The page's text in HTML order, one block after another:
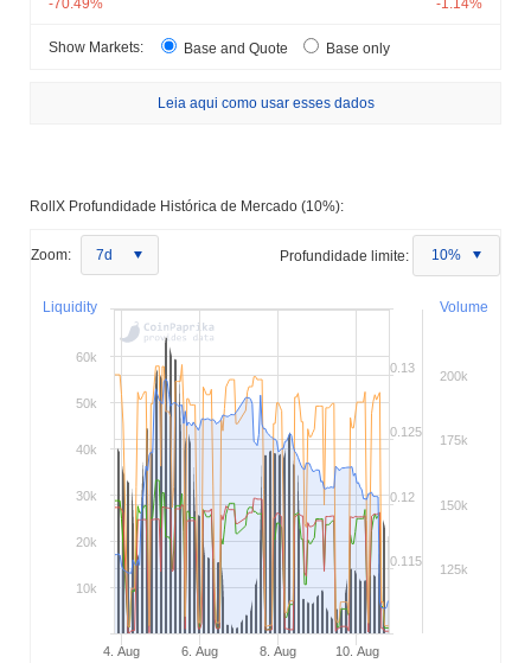
-70.49%
-1.14%
Show Markets: Base and Quote Base only
Leia aqui como usar esses dados
RollX Profundidade Histórica de Mercado (10%):
Zoom: 7d Profundidade limite: 10%
Volume
Liquidity
4. Aug 6. Aug 8. Aug 10. Aug
0.115
0.12
0.125
0.13
125k
150k
175k
200k
10k
20k
30k
40k
50k
60k